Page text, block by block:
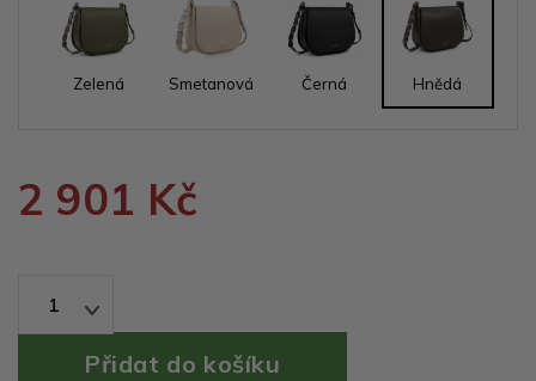
Zelená Smetanová Černá Hnědá
2 901 Kč
1